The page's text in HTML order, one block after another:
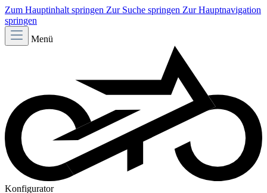
Zum Hauptinhalt springen Zur Suche springen Zur Hauptnavigation
springen
Menü
Konfigurator